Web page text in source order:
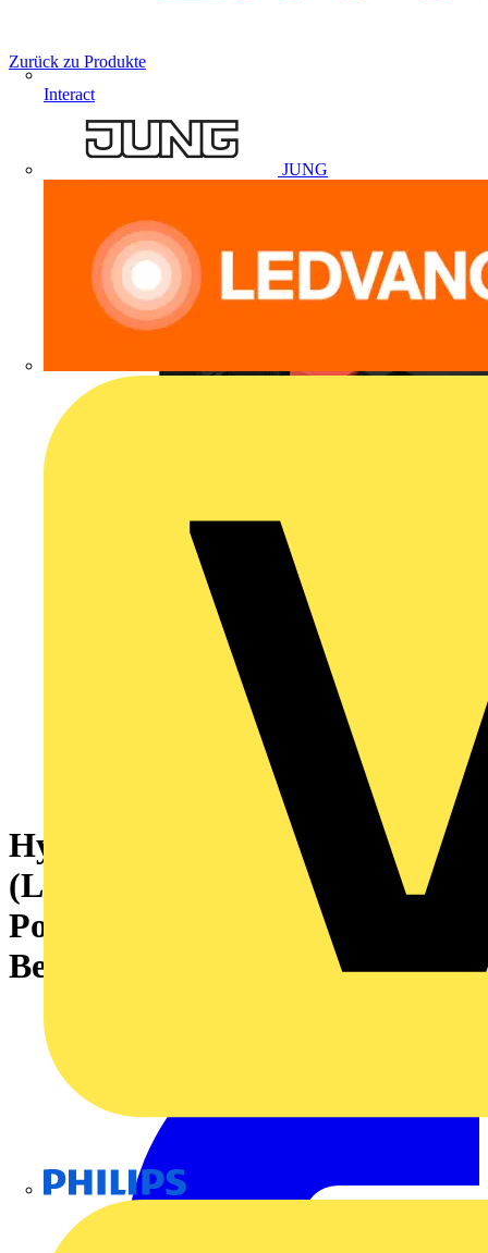
Interact
JUNG
Zurück zu Produkte
Hybridsteckverbinder
(Leiteranschluss), 7.62 mm,
Polzahl: 2, PUSH IN mit
Betätigungselement